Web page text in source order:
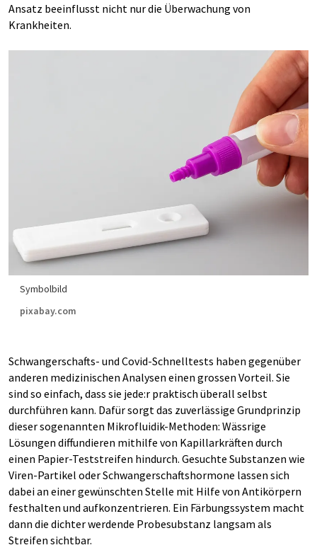
Ansatz beeinflusst nicht nur die Überwachung von
Krankheiten.
Symbolbild
pixabay.com
Schwangerschafts-​ und Covid-​Schnelltests haben gegenüber
anderen medizinischen Analysen einen grossen Vorteil. Sie
sind so einfach, dass sie jede:r praktisch überall selbst
durchführen kann. Dafür sorgt das zuverlässige Grundprinzip
dieser sogenannten Mikrofluidik-​Methoden: Wässrige
Lösungen diffundieren mithilfe von Kapillarkräften durch
einen Papier-​Teststreifen hindurch. Gesuchte Substanzen wie
Viren-​Partikel oder Schwangerschaftshormone lassen sich
dabei an einer gewünschten Stelle mit Hilfe von Antikörpern
festhalten und aufkonzentrieren. Ein Färbungssystem macht
dann die dichter werdende Probesubstanz langsam als
Streifen sichtbar.